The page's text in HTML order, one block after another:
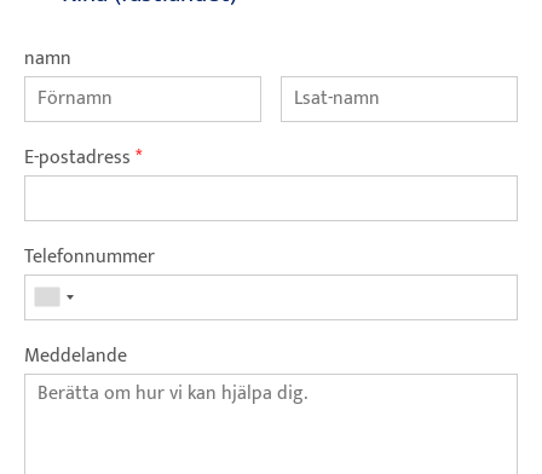
namn
E-postadress*
Telefonnummer
Meddelande